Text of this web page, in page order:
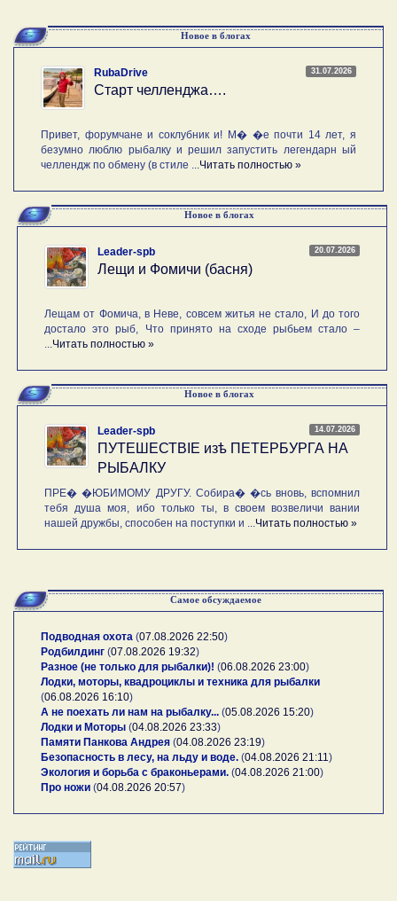
Новое в блогах
31.07.2026
RubaDrive
Старт челленджа….
Привет, форумчане и соклубник и! М� �е почти 14 лет, я
безумно люблю рыбалку и решил запустить легендарн ый
челлендж по обмену (в стиле ... Читать полностью »
Новое в блогах
20.07.2026
Leader-spb
Лещи и Фомичи (басня)
Лещам от Фомича, в Неве, совсем житья не стало, И до того
достало это рыб, Что принято на сходе рыбьем стало –
Читать полностью »
Новое в блогах
14.07.2026
Leader-spb
ПУТЕШЕСТВIE изѣ ПЕТЕРБУРГА НА
РЫБАЛКУ
ПРЕ� �ЮБИМОМУ ДРУГУ. Собира� �сь вновь, вспомнил
тебя душа моя, ибо только ты, в своем возвеличи вании
нашей дружбы, способен на поступки и ... Читать полностью »
Самое обсуждаемое
Подводная охота (07.08.2026 22:50)
Родбилдинг (07.08.2026 19:32)
Разное (не только для рыбалки)! (06.08.2026 23:00)
Лодки, моторы, квадроциклы и техника для рыбалки
(06.08.2026 16:10)
А не поехать ли нам на рыбалку... (05.08.2026 15:20)
Лодки и Моторы (04.08.2026 23:33)
Памяти Панкова Андрея (04.08.2026 23:19)
Безопасность в лесу, на льду и воде. (04.08.2026 21:11 )
Экология и борьба с браконьерами. (04.08.2026 21:00)
Про ножи (04.08.2026 20:57)